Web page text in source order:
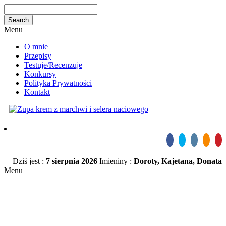
Menu
O mnie
Przepisy
Testuje/Recenzuje
Konkursy
Polityka Prywatności
Kontakt
Dziś jest : 7 sierpnia 2026 Imieniny : Doroty, Kajetana, Donata
Menu